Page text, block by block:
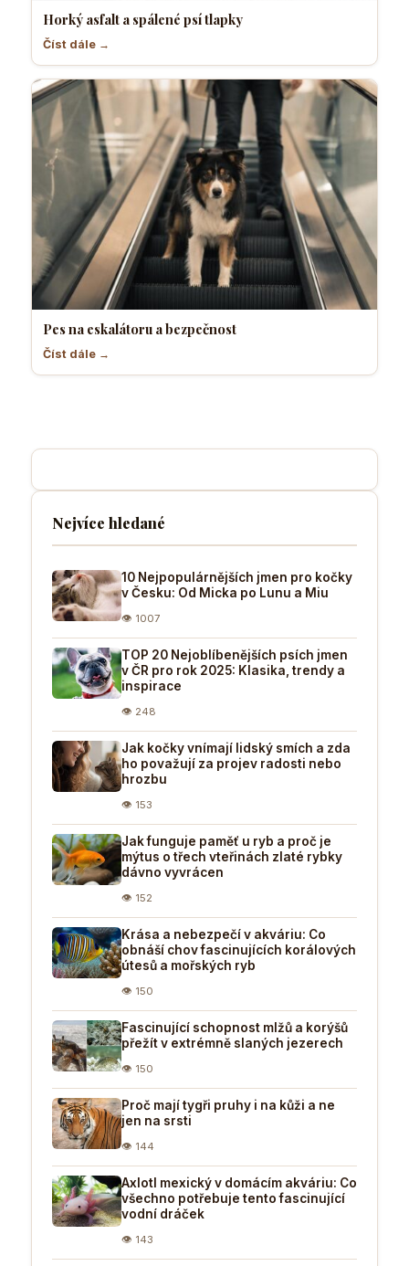
Horký asfalt a spálené psí tlapky
Číst dále →
Pes na eskalátoru a bezpečnost
Číst dále →
Nejvíce hledané
10 Nejpopulárnějších jmen pro kočky
v Česku: Od Micka po Lunu a Miu
👁 1007
TOP 20 Nejoblíbenějších psích jmen
v ČR pro rok 2025: Klasika, trendy a
inspirace
👁 248
Jak kočky vnímají lidský smích a zda
ho považují za projev radosti nebo
hrozbu
👁 153
Jak funguje paměť u ryb a proč je
mýtus o třech vteřinách zlaté rybky
dávno vyvrácen
👁 152
Krása a nebezpečí v akváriu: Co
obnáší chov fascinujících korálových
útesů a mořských ryb
👁 150
Fascinující schopnost mlžů a korýšů
přežít v extrémně slaných jezerech
👁 150
Proč mají tygři pruhy i na kůži a ne
jen na srsti
👁 144
Axlotl mexický v domácím akváriu: Co
všechno potřebuje tento fascinující
vodní dráček
👁 143